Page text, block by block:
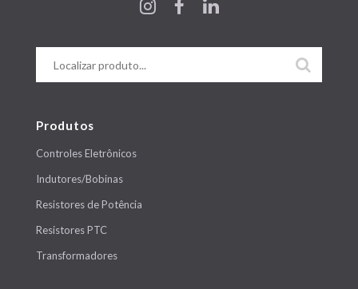
Produtos
Controles Eletrônicos
Indutores/Bobinas
Resistores de Potência
Resistores PTC
Transformadores